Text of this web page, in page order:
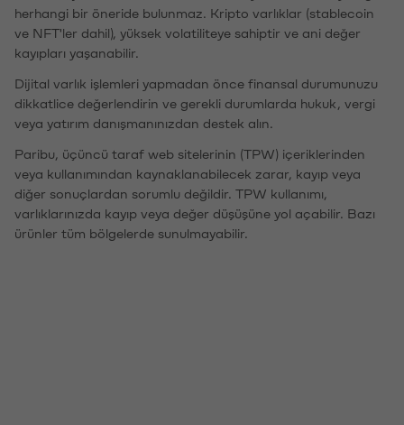
herhangi bir öneride bulunmaz. Kripto varlıklar (stablecoin
ve NFT'ler dahil), yüksek volatiliteye sahiptir ve ani değer
kayıpları yaşanabilir.
Dijital varlık işlemleri yapmadan önce finansal durumunuzu
dikkatlice değerlendirin ve gerekli durumlarda hukuk, vergi
veya yatırım danışmanınızdan destek alın.
Paribu, üçüncü taraf web sitelerinin (TPW) içeriklerinden
veya kullanımından kaynaklanabilecek zarar, kayıp veya
diğer sonuçlardan sorumlu değildir. TPW kullanımı,
varlıklarınızda kayıp veya değer düşüşüne yol açabilir. Bazı
ürünler tüm bölgelerde sunulmayabilir.